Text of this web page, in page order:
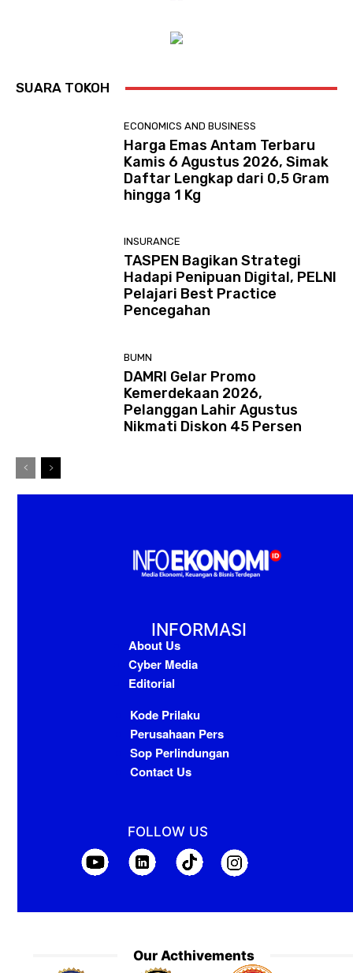
SUARA TOKOH
ECONOMICS AND BUSINESS
Harga Emas Antam Terbaru
Kamis 6 Agustus 2026, Simak
Daftar Lengkap dari 0,5 Gram
hingga 1 Kg
INSURANCE
TASPEN Bagikan Strategi
Hadapi Penipuan Digital, PELNI
Pelajari Best Practice
Pencegahan
BUMN
DAMRI Gelar Promo
Kemerdekaan 2026,
Pelanggan Lahir Agustus
Nikmati Diskon 45 Persen
INFORMASI
About Us
Cyber Media
Editorial
Kode Prilaku
Perusahaan Pers
Sop Perlindungan
Contact Us
FOLLOW US
Our Acthivements